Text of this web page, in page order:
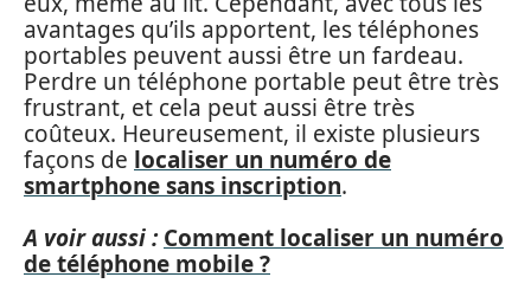
avantages qu’ils apportent, les téléphones
portables peuvent aussi être un fardeau.
Perdre un téléphone portable peut être très
frustrant, et cela peut aussi être très
coûteux. Heureusement, il existe plusieurs
façons de localiser un numéro de
smartphone sans inscription.
A voir aussi : Comment localiser un numéro
de téléphone mobile ?